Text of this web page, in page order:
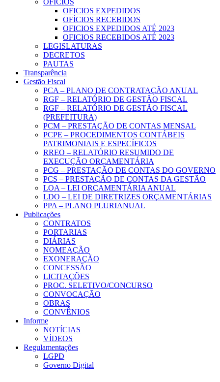
OFICIOS
OFICIOS EXPEDIDOS
OFÍCIOS RECEBIDOS
OFICIOS EXPEDIDOS ATÉ 2023
OFICIOS RECEBIDOS ATÉ 2023
LEGISLATURAS
DECRETOS
PAUTAS
Transparência
Gestão Fiscal
PCA – PLANO DE CONTRATAÇÃO ANUAL
RGF – RELATÓRIO DE GESTÃO FISCAL
RGF – RELATÓRIO DE GESTÃO FISCAL
(PREFEITURA)
PCM – PRESTAÇÃO DE CONTAS MENSAL
PCPE – PROCEDIMENTOS CONTÁBEIS
PATRIMONIAIS E ESPECÍFICOS
RREO – RELATÓRIO RESUMIDO DE
EXECUÇÃO ORÇAMENTÁRIA
PCG – PRESTAÇÃO DE CONTAS DO GOVERNO
PCS – PRESTAÇÃO DE CONTAS DA GESTÃO
LOA – LEI ORÇAMENTÁRIA ANUAL
LDO – LEI DE DIRETRIZES ORÇAMENTÁRIAS
PPA – PLANO PLURIANUAL
Publicações
CONTRATOS
PORTARIAS
DIÁRIAS
NOMEAÇÃO
EXONERAÇÃO
CONCESSÃO
LICITAÇÕES
PROC. SELETIVO/CONCURSO
CONVOCAÇÃO
OBRAS
CONVÊNIOS
Informe
NOTÍCIAS
VÍDEOS
Regulamentações
LGPD
Governo Digital